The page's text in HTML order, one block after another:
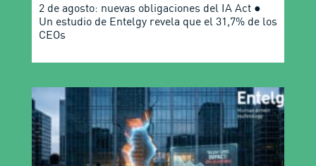
2 de agosto: nuevas obligaciones del IA Act ●
Un estudio de Entelgy revela que el 31,7% de los
CEOs